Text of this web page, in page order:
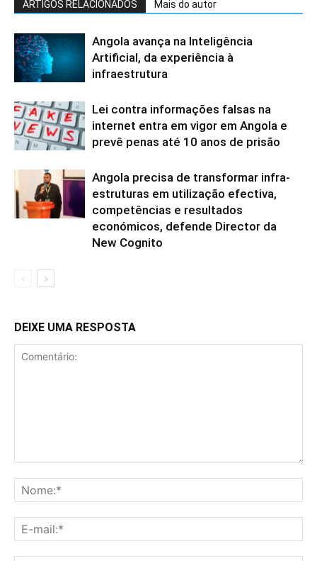
ARTIGOS RELACIONADOS Mais do autor
Angola avança na Inteligência
Artificial, da experiência à
infraestrutura
Lei contra informações falsas na
internet entra em vigor em Angola e
prevê penas até 10 anos de prisão
Angola precisa de transformar infra-
estruturas em utilização efectiva,
competências e resultados
económicos, defende Director da
New Cognito
DEIXE UMA RESPOSTA